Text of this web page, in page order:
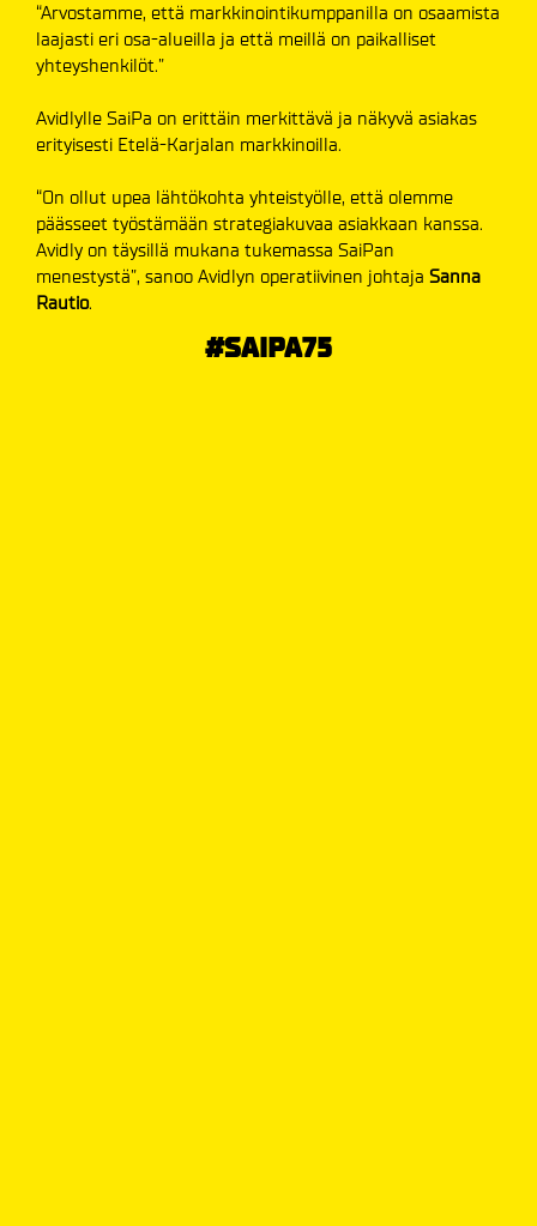
“Arvostamme, että markkinointikumppanilla on osaamista
laajasti eri osa-alueilla ja että meillä on paikalliset
yhteyshenkilöt.”
Avidlylle SaiPa on erittäin merkittävä ja näkyvä asiakas
erityisesti Etelä-Karjalan markkinoilla.
“On ollut upea lähtökohta yhteistyölle, että olemme
päässeet työstämään strategiakuvaa asiakkaan kanssa.
Avidly on täysillä mukana tukemassa SaiPan
menestystä”, sanoo Avidlyn operatiivinen johtaja Sanna
Rautio.
#SAIPA75